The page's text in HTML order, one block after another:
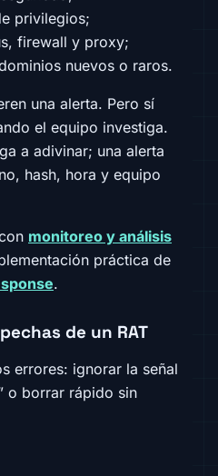
privilegios;
firewall y proxy;
nuevos o raros.
una alerta. Pero sí
el equipo investiga.
a adivinar; una alerta
hash, hora y equipo
monitoreo y análisis
práctica de
.
de un RAT
errores: ignorar la señal
o borrar rápido sin